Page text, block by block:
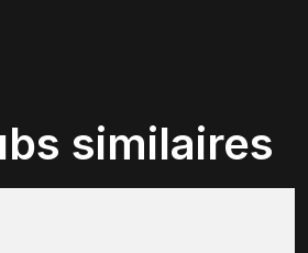
similaires